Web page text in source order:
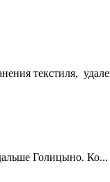
текстиля,
Голицыно. Ко...